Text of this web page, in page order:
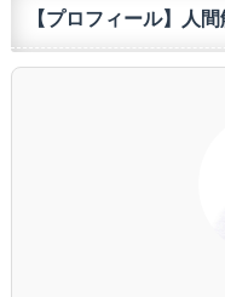
【プロフィール】人